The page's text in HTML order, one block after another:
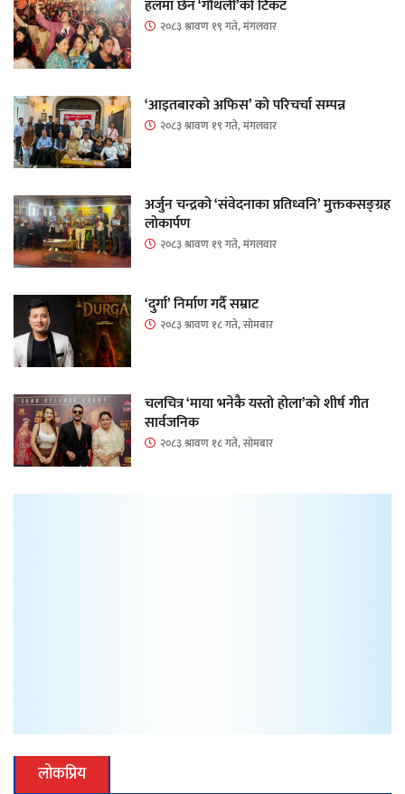
हलमा छैन ‘गौँथली’को टिकट
२०८३ श्रावण १९ गते, मंगलवार
‘आइतबारको अफिस’ को परिचर्चा सम्पन्न
२०८३ श्रावण १९ गते, मंगलवार
अर्जुन चन्द्रको ‘संवेदनाका प्रतिध्वनि’ मुक्तकसङ्ग्रह
लोकार्पण
२०८३ श्रावण १९ गते, मंगलवार
‘दुर्गा’ निर्माण गर्दै सम्राट
२०८३ श्रावण १८ गते, सोमबार
चलचित्र ‘माया भनेकै यस्तो होला’को शीर्ष गीत
सार्वजनिक
२०८३ श्रावण १८ गते, सोमबार
लोकप्रिय